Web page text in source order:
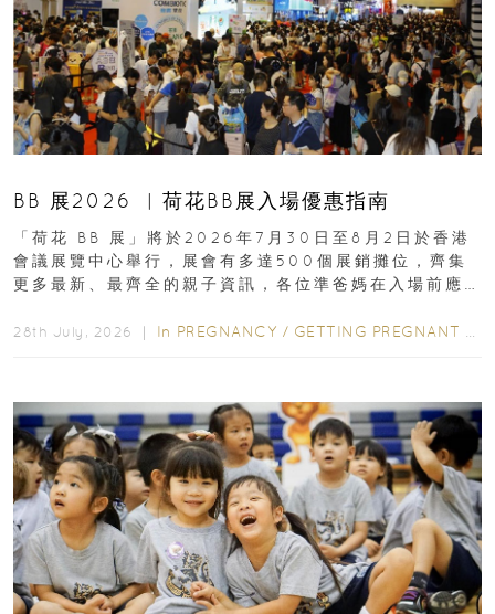
BB 展2026 ︳荷花BB展入場優惠指南
「荷花 BB 展」將於2026年7月30日至8月2日於香港
會議展覽中心舉行，展會有多達500個展銷攤位，齊集
更多最新、最齊全的親子資訊，各位準爸媽在入場前應
28th July, 2026 ｜ In PREGNANCY / GETTING PREGNANT